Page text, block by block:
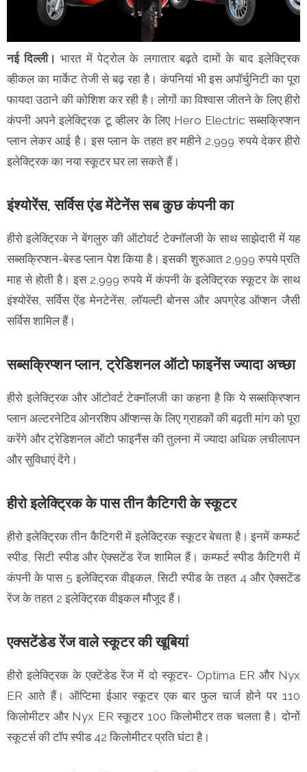
नई दिल्ली।भारत में पेट्रोल के लगातार बढ़ते दामों के बाद इलेक्ट्रिक
व्हीकल का मार्केट तेजी से बढ़ रहा है। कंपनियां भी इस अपॉर्चुनिटी का पूरा
फायदा उठाने की कोशिश कर रही है। लोगों का विश्वास जीतने के लिए हीरो
कंपनी अपने इलेक्ट्रिक टू व्हीलर के लिए Hero Electric सब्सक्रिप्शन
प्लान लेकर आई है। इस प्लान के तहत हर महीने 2,999 रुपये देकर हीरो
इलेक्ट्रिक का नया स्कूटर घर ला सकते हैं।
इंश्योरेंस, सर्विस एंड मेंटेनेंस सब कुछ कंपनी का
हीरो इलेक्ट्रिक ने बेंगलुरु की ऑटोवर्ट टेक्नॉलजी के साथ साझेदारी में यह
सब्सक्रिप्शन-बेस्ड प्लान पेश किया है। इसकी शुरुआत 2,999 रुपये प्रति
माह से होती है। इस 2,999 रुपये में कंपनी के इलेक्ट्रिक स्कूटर के साथ
इंश्योरेंस, सर्विस ऐंड मेनटेनेंस, लॉयल्टी बोनस और अपग्रेड ऑप्शन जैसी
सर्विस शामिल हैं।
सब्सक्रिप्शन प्लान, ट्रेडिशनल ऑटो फाइनेंस ज्यादा अच्छा
हीरो इलेक्ट्रिक और ऑटोवर्ट टेक्नॉलजी का कहना है कि ये सब्सक्रिप्शन
प्लान अल्टरनेटिव ओनरशिप ऑप्शन्स के लिए ग्राहकों की बढ़ती मांग को पूरा
करेंगे और ट्रेडिशनल ऑटो फाइनैंस की तुलना में ज्यादा अधिक लचीलापन
और सुविधाएं देंगे।
हीरो इलेक्ट्रिक के पास तीन कैटिगरी के स्कूटर
हीरो इलेक्ट्रिक तीन कैटिगरी में इलेक्ट्रिक स्कूटर बेचता है। इनमें कम्फर्ट
स्पीड, सिटी स्पीड और ऐक्सटेंड रेंज शामिल हैं। कम्फर्ट स्पीड कैटिगरी में
कंपनी के पास 5 इलेक्ट्रिक वीइकल, सिटी स्पीड के तहत 4 और ऐक्सटेंड
रेंज के तहत 2 इलेक्ट्रिक वीइकल मौजूद हैं।
एक्सटेंडेड रेंज वाले स्कूटर की खूबियां
हीरो इलेक्ट्रिक के एक्टेंडेड रेंज में दो स्कूटर- Optima ER और Nyx
ER आते हैं। ऑप्टिमा ईआर स्कूटर एक बार फुल चार्ज होने पर 110
किलोमीटर और Nyx ER स्कूटर 100 किलोमीटर तक चलता है। दोनों
स्कूटर्स की टॉप स्पीड 42 किलोमीटर प्रति घंटा है।